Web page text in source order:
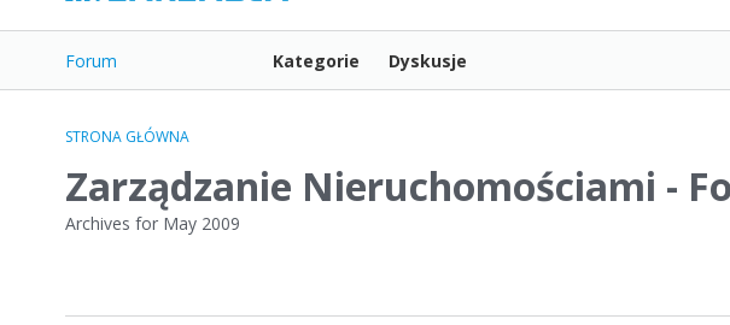
Forum Kategorie Dyskusje
STRONA GŁÓWNA
Zarządzanie Nieruchomościami -
Archives for May 2009